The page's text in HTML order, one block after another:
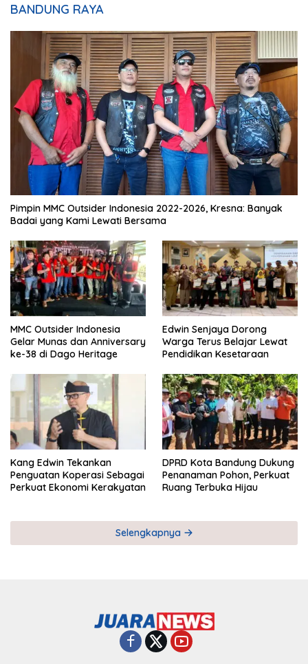
BANDUNG RAYA
Pimpin MMC Outsider Indonesia 2022-2026, Kresna: Banyak
Badai yang Kami Lewati Bersama
MMC Outsider Indonesia
Gelar Munas dan Anniversary
ke-38 di Dago Heritage
Edwin Senjaya Dorong
Warga Terus Belajar Lewat
Pendidikan Kesetaraan
Kang Edwin Tekankan
Penguatan Koperasi Sebagai
Perkuat Ekonomi Kerakyatan
DPRD Kota Bandung Dukung
Penanaman Pohon, Perkuat
Ruang Terbuka Hijau
Selengkapnya